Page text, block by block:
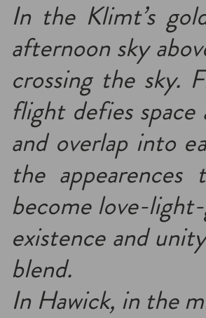
In the Klimt’s
afternoon sky
crossing the sky.
flight defies
and overlap into
the
become love-
existence and
blend.
In Hawick, in the